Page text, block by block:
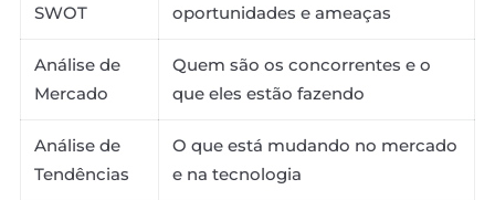
SWOT
oportunidades e ameaças
Análise de
Mercado
Quem são os concorrentes e o
que eles estão fazendo
Análise de
Tendências
O que está mudando no mercado
e na tecnologia